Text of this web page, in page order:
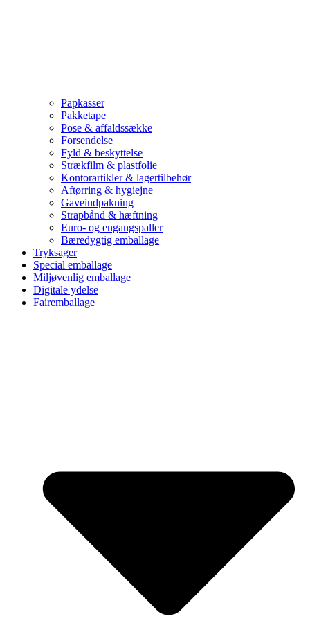
Papkasser
Pakketape
Pose & affaldssække
Forsendelse
Fyld & beskyttelse
Strækfilm & plastfolie
Kontorartikler & lagertilbehør
Aftørring & hygiejne
Gaveindpakning
Strapbånd & hæftning
Euro- og engangspaller
Bæredygtig emballage
Tryksager
Special emballage
Miljøvenlig emballage
Digitale ydelse
Fairemballage